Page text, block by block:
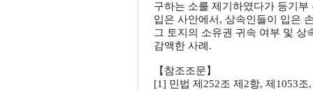
구하는 소를 제기하였다가 등기
입은 사안에서, 상속인들이 입은
그 토지의 소유권 귀속 여부 및 상
감액한 사례.
【참조조문】
[1] 민법 제252조 제2항, 제1053